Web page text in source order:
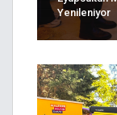
Yenileniyor